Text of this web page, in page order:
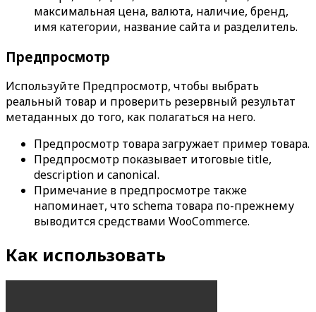
максимальная цена, валюта, наличие, бренд,
имя категории, название сайта и разделитель.
Предпросмотр
Используйте Предпросмотр, чтобы выбрать
реальный товар и проверить резервный результат
метаданных до того, как полагаться на него.
Предпросмотр товаразагружает пример товара.
Предпросмотр показывает итоговые title,
description и canonical.
Примечание в предпросмотре также
напоминает, что schema товара по-прежнему
выводится средствами WooCommerce.
Как использовать